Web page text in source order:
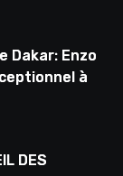
Dakar: Enzo
à
DES